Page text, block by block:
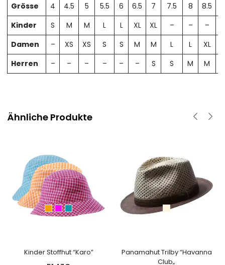
Grösse 4 4.5 5 5.5 6 6.5 7 7.5 8 8.5
Kinder
S M M L L XL XL – – –
Damen
– XS XS S S M M L L XL
Herren
– – – – – – S S M M
Ähnliche Produkte
Kinder Stoffhut “Karo”
Panamahut Trilby “Havanna
Club„